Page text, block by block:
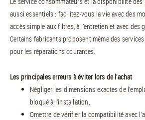
aussi essentiels : facilitez-vous la vie avec des
accès simple aux filtres, à l’entretien et avec des
Certains fabricants proposent même des
pour les réparations courantes.
Les principales erreurs à éviter lors de l’achat
Négliger les dimensions exactes de
bloqué à l’installation.
Omettre de vérifier la compatibilité avec